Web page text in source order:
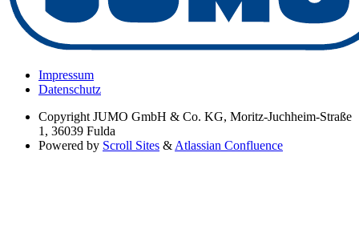
Impressum
Datenschutz
Copyright JUMO GmbH & Co. KG, Moritz-Juchheim-Straße
1, 36039 Fulda
Powered by Scroll Sites & Atlassian Confluence